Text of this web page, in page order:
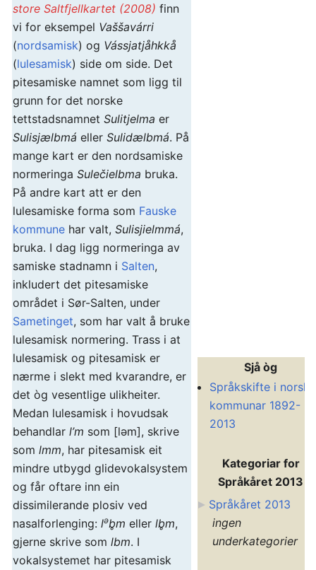
store Saltfjellkartet (2008) finn
vi for eksempel Vaššavárri
(nordsamisk) og Vássjatjåhkkå
(lulesamisk) side om side. Det
pitesamiske namnet som ligg til
grunn for det norske
tettstadsnamnet Sulitjelma er
Sulisjælbmá eller Sulidælbmá. På
mange kart er den nordsamiske
normeringa Sulečielbma bruka.
På andre kart att er den
lulesamiske forma som Fauske
kommune har valt, Sulisjielmmá,
bruka. I dag ligg normeringa av
samiske stadnamn i Salten,
inkludert det pitesamiske
området i Sør-Salten, under
Sametinget, som har valt å bruke
lulesamisk normering. Trass i at
lulesamisk og pitesamisk er
nærme i slekt med kvarandre, er
det òg vesentlige ulikheiter.
Medan lulesamisk i hovudsak
behandlar l’m som [ləm], skrive
som lmm, har pitesamisk eit
mindre utbygd glidevokalsystem
og får oftare inn ein
dissimilerande plosiv ved
nasalforlenging: ləb̥m eller lb̥m,
gjerne skrive som lbm. I
vokalsystemet har pitesamisk
Sjå òg
Språkskifte i norske
kommunar 1892-
2013
Kategoriar for
Språkåret 2013
Språkåret 2013
ingen
underkategorier